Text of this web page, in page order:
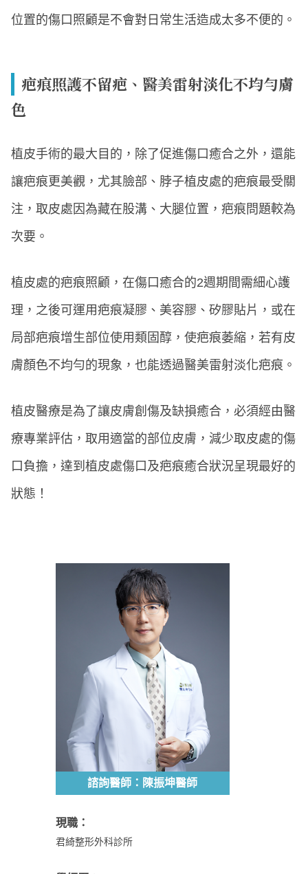
位置的傷口照顧是不會對日常生活造成太多不便的。
疤痕照護不留疤、醫美雷射淡化不均勻膚
色
植皮手術的最大目的，除了促進傷口癒合之外，還能
讓疤痕更美觀，尤其臉部、脖子植皮處的疤痕最受關
注，取皮處因為藏在股溝、大腿位置，疤痕問題較為
次要。
植皮處的疤痕照顧，在傷口癒合的2週期間需細心護
理，之後可運用疤痕凝膠、美容膠、矽膠貼片，或在
局部疤痕增生部位使用類固醇，使疤痕萎縮，若有皮
膚顏色不均勻的現象，也能透過醫美雷射淡化疤痕。
植皮醫療是為了讓皮膚創傷及缺損癒合，必須經由醫
療專業評估，取用適當的部位皮膚，減少取皮處的傷
口負擔，達到植皮處傷口及疤痕癒合狀況呈現最好的
狀態！
諮詢醫師：陳振坤醫師
現職：
君綺整形外科診所